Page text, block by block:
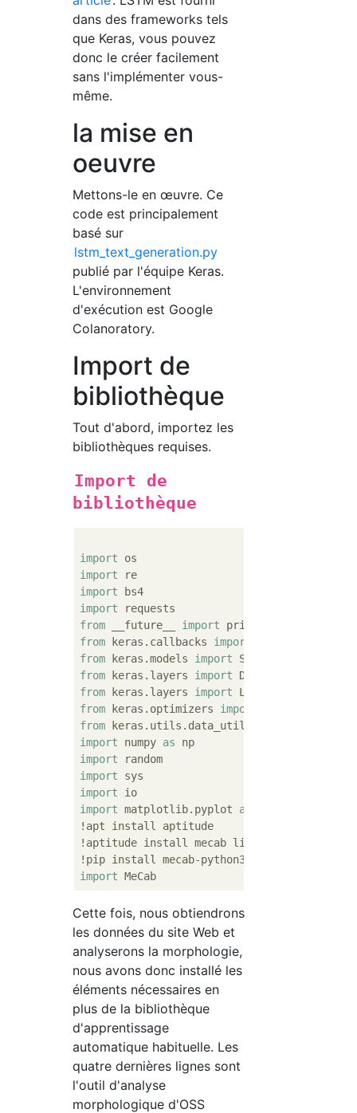
dans des frameworks tels
que Keras, vous pouvez
donc le créer facilement
sans l'implémenter vous-
même.
la mise en
oeuvre
Mettons-le en œuvre. Ce
code est principalement
basé sur
lstm_text_generation.py
publié par l'équipe Keras.
L'environnement
d'exécution est Google
Colanoratory.
Import de
bibliothèque
Tout d'abord, importez les
bibliothèques requises.
Import de
bibliothèque
import
import
import
import
from __future__ import
from keras.callbacks import
from keras.models import
from keras.layers import
from keras.layers import
from keras.optimizers import
from keras.utils.data_utils
import numpy as
import
import
import
import matplotlib.pyplot as
!apt install aptitude
!aptitude install mecab libmecab-dev
!pip install mecab-python3==
import
Cette fois, nous obtiendrons
les données du site Web et
analyserons la morphologie,
nous avons donc installé les
éléments nécessaires en
plus de la bibliothèque
d'apprentissage
automatique habituelle. Les
quatre dernières lignes sont
l'outil d'analyse
morphologique d'OSS